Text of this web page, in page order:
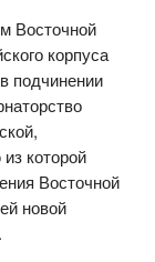
Восточной
корпуса
подчинении
которой
Восточной
новой